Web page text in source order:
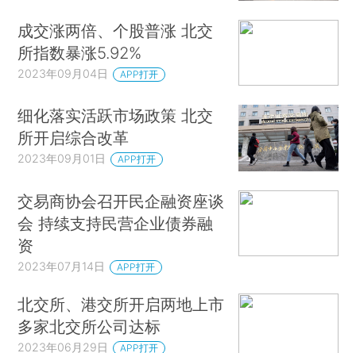
成交涨两倍、个股普涨 北交
所指数暴涨5.92%
2023年09月04日 APP打开
细化落实活跃市场政策 北交
所开启综合改革
2023年09月01日 APP打开
交易商协会召开民企融资座谈
会 持续支持民营企业债券融
资
2023年07月14日 APP打开
北交所、港交所开启两地上市
多家北交所公司达标
2023年06月29日 APP打开